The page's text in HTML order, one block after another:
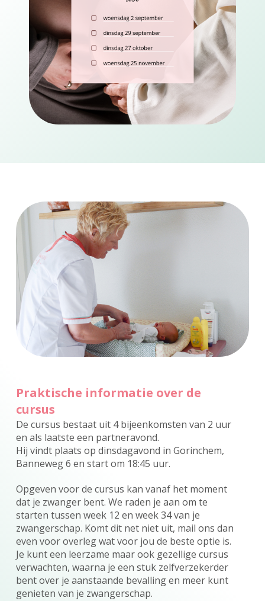
Praktische informatie over de
cursus
De cursus bestaat uit 4 bijeenkomsten van 2 uur
en als laatste een partneravond.
Hij vindt plaats op dinsdagavond in Gorinchem,
Banneweg 6 en start om 18:45 uur.
Opgeven voor de cursus kan vanaf het moment
dat je zwanger bent. We raden je aan om te
starten tussen week 12 en week 34 van je
zwangerschap. Komt dit net niet uit, mail ons dan
even voor overleg wat voor jou de beste optie is.
Je kunt een leerzame maar ook gezellige cursus
verwachten, waarna je een stuk zelfverzekerder
bent over je aanstaande bevalling en meer kunt
genieten van je zwangerschap.